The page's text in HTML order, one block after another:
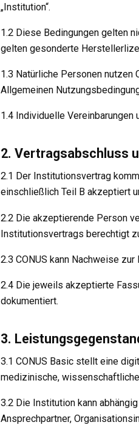
„Institution“.
1.2 Diese Bedingungen gelten
gelten gesonderte
1.3 Natürliche Personen nutzen
Allgemeinen
1.4 Individuelle Vereinbarungen
2. Vertragsabschluss
2.1 Der Institutionsvertrag
einschließlich Teil B akzeptiert
2.2 Die akzeptierende Person
Institutionsvertrags berechtigt
2.3 CONUS kann Nachweise
2.4 Die jeweils akzeptierte
dokumentiert.
3.
3.1 CONUS Basic stellt eine
medizinische,
3.2 Die Institution kann
Ansprechpartner,